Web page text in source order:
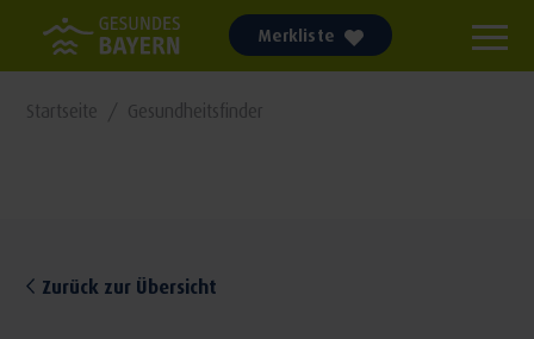
Merkliste
Startseite Gesundheitsfinder
Zurück zur Übersicht